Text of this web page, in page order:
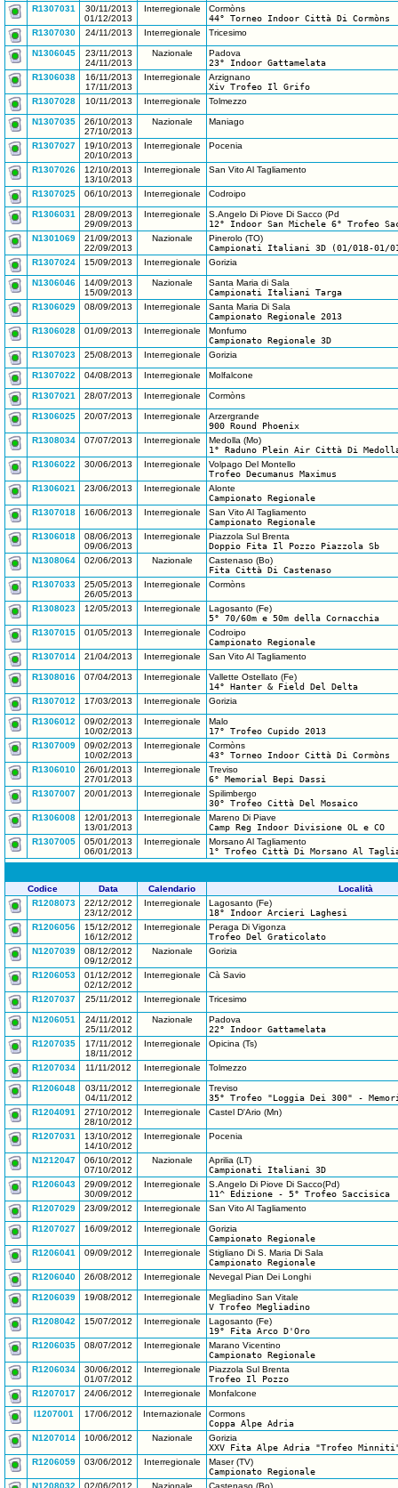
R1307031
30/11/2013
01/12/2013
Interregionale
Cormòns
44° Torneo Indoor Città Di Cormòns
R1307030
24/11/2013 Interregionale Tricesimo
N1306045
23/11/2013
24/11/2013
Nazionale
Padova
23° Indoor Gattamelata
R1306038
16/11/2013
17/11/2013
Interregionale
Arzignano
Xiv Trofeo Il Grifo
R1307028
10/11/2013 Interregionale Tolmezzo
N1307035
26/10/2013
27/10/2013
Nazionale Maniago
R1307027
19/10/2013
20/10/2013
Interregionale Pocenia
R1307026
12/10/2013
13/10/2013
Interregionale San Vito Al Tagliamento
R1307025 06/10/2013 Interregionale Codroipo
R1306031
28/09/2013
29/09/2013
Interregionale
S.Angelo Di Piove Di Sacco (Pd
12° Indoor San Michele 6° Trofeo
N1301069
21/09/2013
22/09/2013
Nazionale
Pinerolo (TO)
Campionati Italiani 3D (01/018-01/
R1307024
15/09/2013 Interregionale Gorizia
N1306046
14/09/2013
15/09/2013
Nazionale
Santa Maria di Sala
Campionati Italiani Targa
R1306029
08/09/2013 Interregionale
Santa Maria Di Sala
Campionato Regionale 2013
R1306028
01/09/2013 Interregionale
Monfumo
Campionato Regionale 3D
R1307023
25/08/2013 Interregionale Gorizia
R1307022 04/08/2013 Interregionale Molfalcone
R1307021 28/07/2013 Interregionale Cormòns
R1306025 20/07/2013 Interregionale
Arzergrande
900 Round Phoenix
R1308034
07/07/2013 Interregionale
Medolla (Mo)
1° Raduno Plein Air Città Di
R1306022
30/06/2013 Interregionale
Volpago Del Montello
Trofeo Decumanus Maximus
R1306021
23/06/2013 Interregionale
Alonte
Campionato Regionale
R1307018
16/06/2013 Interregionale
San Vito Al Tagliamento
Campionato Regionale
R1306018
08/06/2013
09/06/2013
Interregionale
Piazzola Sul Brenta
Doppio Fita Il Pozzo Piazzola Sb
N1308064
02/06/2013 Nazionale
Castenaso (Bo)
Fita Città Di Castenaso
R1307033
25/05/2013
26/05/2013
Interregionale Cormòns
R1308023 12/05/2013 Interregionale
Lagosanto (Fe)
5° 70/60m e 50m della Cornacchia
R1307015
01/05/2013 Interregionale
Codroipo
Campionato Regionale
R1307014
21/04/2013 Interregionale San Vito Al Tagliamento
R1308016 07/04/2013 Interregionale
Vallette Ostellato (Fe)
14° Hanter & Field Del Delta
R1307012
17/03/2013 Interregionale Gorizia
R1306012
09/02/2013
10/02/2013
Interregionale
Malo
17° Trofeo Cupido 2013
R1307009
09/02/2013
10/02/2013
Interregionale
Cormòns
43° Torneo Indoor Città Di Cormòns
R1306010
26/01/2013
27/01/2013
Interregionale
Treviso
6° Memorial Bepi Dassi
R1307007
20/01/2013 Interregionale
Spilimbergo
30° Trofeo Città Del Mosaico
R1306008
12/01/2013
13/01/2013
Interregionale
Mareno Di Piave
Camp Reg Indoor Divisione OL e CO
R1307005
05/01/2013
06/01/2013
Interregionale
Morsano Al Tagliamento
1° Trofeo Città Di Morsano Al
Codice Data Calendario
Località
R1208073
22/12/2012
23/12/2012
Interregionale
Lagosanto (Fe)
18° Indoor Arcieri Laghesi
R1206056
15/12/2012
16/12/2012
Interregionale
Peraga Di Vigonza
Trofeo Del Graticolato
N1207039
08/12/2012
09/12/2012
Nazionale Gorizia
R1206053
01/12/2012
02/12/2012
Interregionale Cà Savio
R1207037 25/11/2012 Interregionale Tricesimo
N1206051
24/11/2012
25/11/2012
Nazionale
Padova
22° Indoor Gattamelata
R1207035
17/11/2012
18/11/2012
Interregionale Opicina (Ts)
R1207034 11/11/2012 Interregionale Tolmezzo
R1206048
03/11/2012
04/11/2012
Interregionale
Treviso
35° Trofeo "Loggia Dei 300" -
R1204091
27/10/2012
28/10/2012
Interregionale Castel D'Ario (Mn)
R1207031
13/10/2012
14/10/2012
Interregionale Pocenia
N1212047
06/10/2012
07/10/2012
Nazionale
Aprilia (LT)
Campionati Italiani 3D
R1206043
29/09/2012
30/09/2012
Interregionale
S.Angelo Di Piove Di Sacco(Pd)
11^ Edizione - 5° Trofeo Saccisica
R1207029
23/09/2012 Interregionale San Vito Al Tagliamento
R1207027 16/09/2012 Interregionale
Gorizia
Campionato Regionale
R1206041
09/09/2012 Interregionale
Stigliano Di S. Maria Di Sala
Campionato Regionale
R1206040
26/08/2012 Interregionale Nevegal Pian Dei Longhi
R1206039 19/08/2012 Interregionale
Megliadino San Vitale
V Trofeo Megliadino
R1208042
15/07/2012 Interregionale
Lagosanto (Fe)
19° Fita Arco D'Oro
R1206035
08/07/2012 Interregionale
Marano Vicentino
Campionato Regionale
R1206034
30/06/2012
01/07/2012
Interregionale
Piazzola Sul Brenta
Trofeo Il Pozzo
R1207017
24/06/2012 Interregionale Monfalcone
I1207001 17/06/2012 Internazionale
Cormons
Coppa Alpe Adria
N1207014
10/06/2012 Nazionale
Gorizia
XXV Fita Alpe Adria "Trofeo
R1206059
03/06/2012 Interregionale
Maser (TV)
Campionato Regionale
N1208032
02/06/2012 Nazionale Castenaso (Bo)